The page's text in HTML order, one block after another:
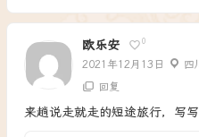
欧乐安 0
2021年12月13日 四
回复
来趟说走就走的短途旅行，写